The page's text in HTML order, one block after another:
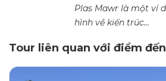
Plas Mawr là một ví
hình về kiến trúc...
Tour liên quan với điểm